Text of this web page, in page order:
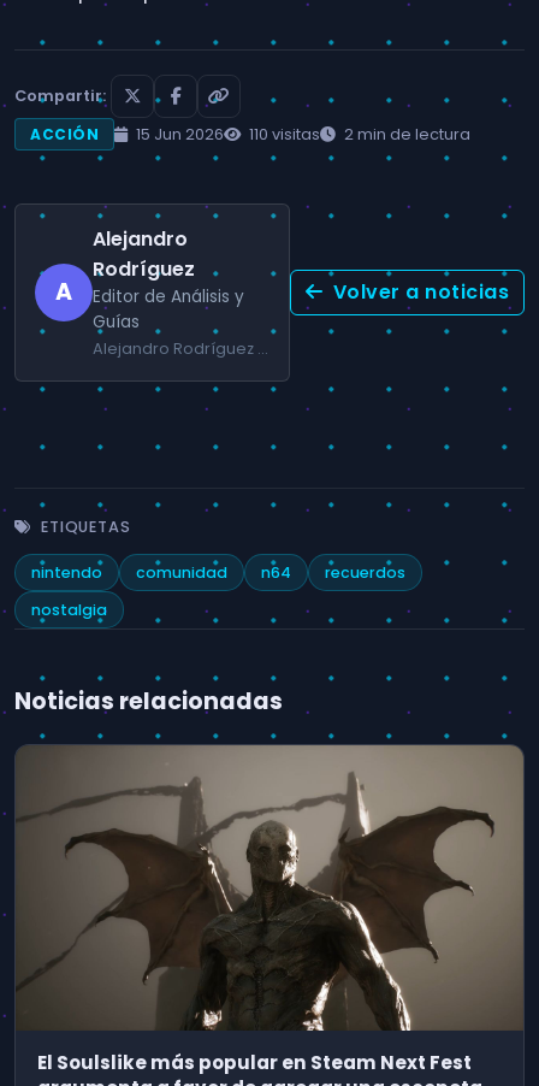
Compartir:
ACCIÓN
15 Jun 2026 110 visitas 2 min de lectura
A
Alejandro
Rodríguez
Editor de Análisis y
Guías
Alejandro Rodríguez se especializa en RPG, juegos de acción y guías prácticas para jugadores de PC y consola.
Volver a noticias
ETIQUETAS
nintendo comunidad n64
recuerdos
nostalgia
Noticias relacionadas
El Soulslike más popular en Steam Next Fest